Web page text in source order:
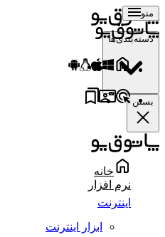
منو
دسته‌بندی‌ها
بستن
خانه
نرم افزار
اینترنت
ابزار اینترنت